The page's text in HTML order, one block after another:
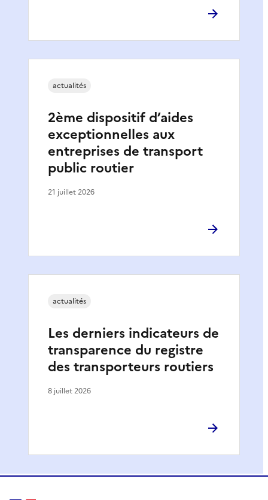
2ème dispositif d’aides
exceptionnelles aux
entreprises de transport
public routier
actualités
21 juillet 2026
Les derniers indicateurs de
transparence du registre
des transporteurs routiers
actualités
8 juillet 2026